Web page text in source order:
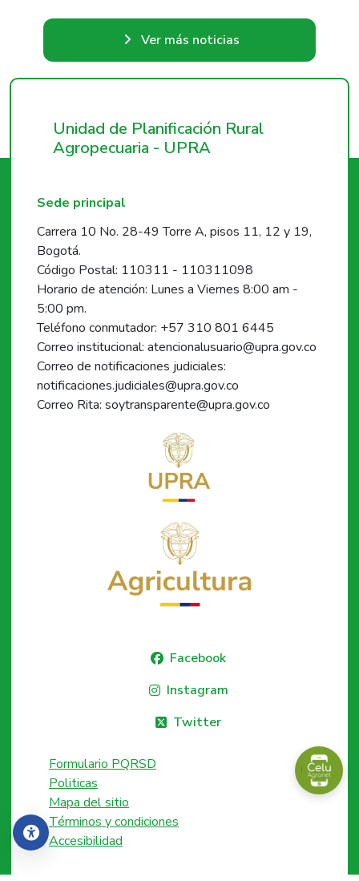
Accesibilidad
Ver más noticias
Unidad de Planificación Rural
Agropecuaria - UPRA
Sede principal
Carrera 10 No. 28-49 Torre A, pisos 11, 12 y 19,
Bogotá.
Código Postal: 110311 - 110311098
Horario de atención: Lunes a Viernes 8:00 am -
5:00 pm.
Teléfono conmutador: +57 310 801 6445
Correo institucional: atencionalusuario@upra.gov.co
Correo de notificaciones judiciales:
notificaciones.judiciales@upra.gov.co
Correo Rita: soytransparente@upra.gov.co
Facebook
Instagram
Twitter
Formulario PQRSD
Politicas
Mapa del sitio
Términos y condiciones
Accesibilidad